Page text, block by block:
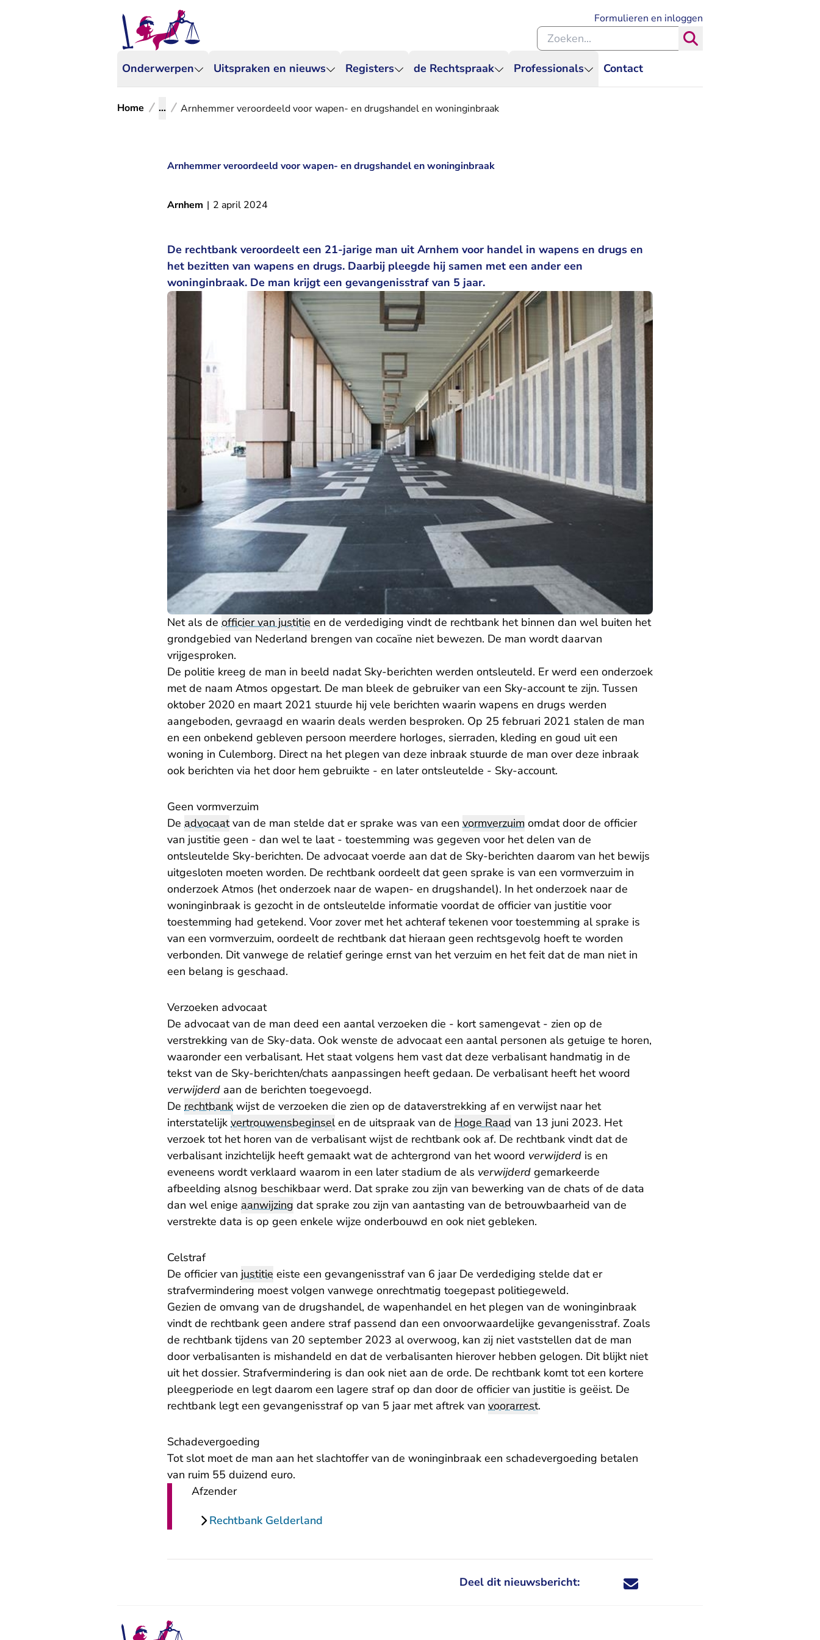
Onderwerpen Uitspraken en nieuws Registers de Rechtspraak Professionals Contact
Formulieren en inloggen
Zoeken binnen de Rechtspraak
Home ... Arnhemmer veroordeeld voor wapen- en drugshandel en woninginbraak
Arnhemmer veroordeeld voor wapen- en drugshandel en woninginbraak
Arnhem | 2 april 2024
De rechtbank veroordeelt een 21-jarige man uit Arnhem voor handel in wapens en drugs en
het bezitten van wapens en drugs. Daarbij pleegde hij samen met een ander een
woninginbraak. De man krijgt een gevangenisstraf van 5 jaar.
Net als de officier van justitie en de verdediging vindt de rechtbank het binnen dan wel buiten het
grondgebied van Nederland brengen van cocaïne niet bewezen. De man wordt daarvan
vrijgesproken.
De politie kreeg de man in beeld nadat Sky-berichten werden ontsleuteld. Er werd een onderzoek
met de naam Atmos opgestart. De man bleek de gebruiker van een Sky-account te zijn. Tussen
oktober 2020 en maart 2021 stuurde hij vele berichten waarin wapens en drugs werden
aangeboden, gevraagd en waarin deals werden besproken. Op 25 februari 2021 stalen de man
en een onbekend gebleven persoon meerdere horloges, sierraden, kleding en goud uit een
woning in Culemborg. Direct na het plegen van deze inbraak stuurde de man over deze inbraak
ook berichten via het door hem gebruikte - en later ontsleutelde - Sky-account.
Geen vormverzuim
De advocaatvan de man stelde dat er sprake was van een vormverzuim omdat door de officier
van justitie geen - dan wel te laat - toestemming was gegeven voor het delen van de
ontsleutelde Sky-berichten. De advocaat voerde aan dat de Sky-berichten daarom van het bewijs
uitgesloten moeten worden. De rechtbank oordeelt dat geen sprake is van een vormverzuim in
onderzoek Atmos (het onderzoek naar de wapen- en drugshandel). In het onderzoek naar de
woninginbraak is gezocht in de ontsleutelde informatie voordat de officier van justitie voor
toestemming had getekend. Voor zover met het achteraf tekenen voor toestemming al sprake is
van een vormverzuim, oordeelt de rechtbank dat hieraan geen rechtsgevolg hoeft te worden
verbonden. Dit vanwege de relatief geringe ernst van het verzuim en het feit dat de man niet in
een belang is geschaad.
Verzoeken advocaat
De advocaat van de man deed een aantal verzoeken die - kort samengevat - zien op de
verstrekking van de Sky-data. Ook wenste de advocaat een aantal personen als getuige te horen,
waaronder een verbalisant. Het staat volgens hem vast dat deze verbalisant handmatig in de
tekst van de Sky-berichten/chats aanpassingen heeft gedaan. De verbalisant heeft het woord
verwijderd aan de berichten toegevoegd.
De rechtbank wijst de verzoeken die zien op de dataverstrekking af en verwijst naar het
interstatelijk vertrouwensbeginselen de uitspraak van de Hoge Raad van 13 juni 2023. Het
verzoek tot het horen van de verbalisant wijst de rechtbank ook af. De rechtbank vindt dat de
verbalisant inzichtelijk heeft gemaakt wat de achtergrond van het woord verwijderd is en
eveneens wordt verklaard waarom in een later stadium de als verwijderd gemarkeerde
afbeelding alsnog beschikbaar werd. Dat sprake zou zijn van bewerking van de chats of de data
dan wel enige aanwijzing dat sprake zou zijn van aantasting van de betrouwbaarheid van de
verstrekte data is op geen enkele wijze onderbouwd en ook niet gebleken.
Celstraf
De officier van justitie eiste een gevangenisstraf van 6 jaar De verdediging stelde dat er
strafvermindering moest volgen vanwege onrechtmatig toegepast politiegeweld.
Gezien de omvang van de drugshandel, de wapenhandel en het plegen van de woninginbraak
vindt de rechtbank geen andere straf passend dan een onvoorwaardelijke gevangenisstraf. Zoals
de rechtbank tijdens van 20 september 2023 al overwoog, kan zij niet vaststellen dat de man
door verbalisanten is mishandeld en dat de verbalisanten hierover hebben gelogen. Dit blijkt niet
uit het dossier. Strafvermindering is dan ook niet aan de orde. De rechtbank komt tot een kortere
pleegperiode en legt daarom een lagere straf op dan door de officier van justitie is geëist. De
rechtbank legt een gevangenisstraf op van 5 jaar met aftrek van voorarrest.
Schadevergoeding
Tot slot moet de man aan het slachtoffer van de woninginbraak een schadevergoeding betalen
van ruim 55 duizend euro.
Afzender
Rechtbank Gelderland
Deel dit nieuwsbericht: Deel dit nieuwsbericht via X - U verlaat
Deel dit nieuwsbericht via Facebook - U
Deel dit nieuwsbericht via e-mail
Deel dit nieuwsbericht via LinkedIn - U